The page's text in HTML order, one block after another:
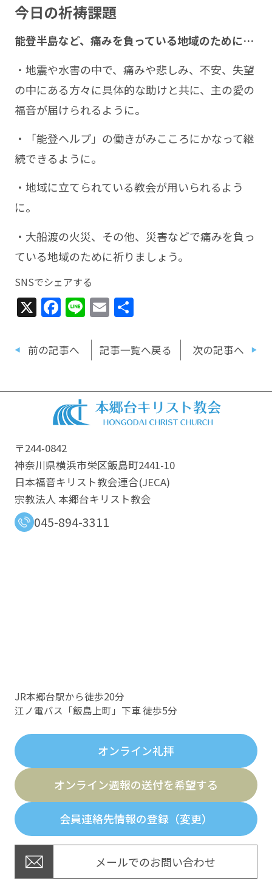
今日の祈祷課題
能登半島など、痛みを負っている地域のために…
・地震や水害の中で、痛みや悲しみ、不安、失望
の中にある方々に具体的な助けと共に、主の愛の
福音が届けられるように。
・「能登ヘルプ」の働きがみこころにかなって継
続できるように。
・地域に立てられている教会が用いられるよう
に。
・大船渡の火災、その他、災害などで痛みを負っ
ている地域のために祈りましょう。
SNSでシェアする
X Facebook
LineEmail
共
前の記事へ 記事一覧へ戻る 次の記事へ
〒244-0842
神奈川県横浜市栄区飯島町2441-10
日本福音キリスト教会連合​(JECA)
宗教法人 本郷台キリスト教会
045-894-3311
JR本郷台駅から徒歩20分
江ノ電バス「飯島上町」下車 徒歩5分
オンライン礼拝
オンライン週報の送付を希望する
会員連絡先情報の登録（変更）
メールでのお問い合わせ